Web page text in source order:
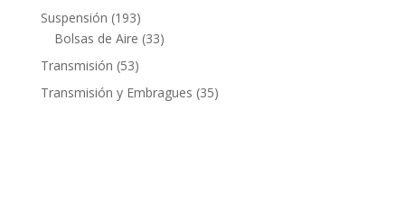
Suspensión 193193
productos
Bolsas de Aire 3333
Transmisión 5353
productos
Transmisión y Embragues 3535